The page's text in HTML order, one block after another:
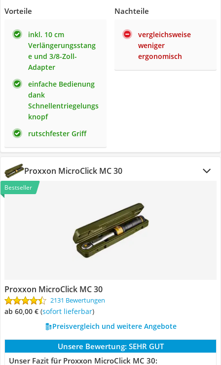
Vorteile
inkl. 10 cm
Verlängerungsstang
e und 3/8-Zoll-
Adapter
einfache Bedienung
dank
Schnellentriegelungs
knopf
rutschfester Griff
Nachteile
vergleichsweise
weniger
ergonomisch
Proxxon MicroClick MC 30
Bestseller
Proxxon MicroClick MC 30
2131 Bewertungen
ab 60,00 € ( Sofort lieferbar)
Preisvergleich und weitere Angebote
Unsere Bewertung: SEHR GUT
Unser Fazit für Proxxon MicroClick MC 30: